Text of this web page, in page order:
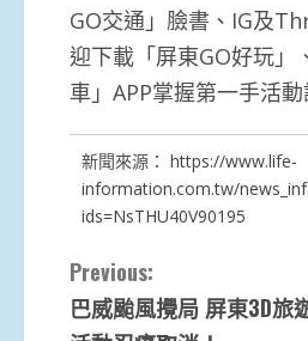
GO交通」臉書、IG及
迎下載「屏東GO好玩」
車」APP掌握第一手活動
新聞來源： https://www.life-
information.com.tw/
ids=NsTHU40V90195
Continue
Reading
Previous:
巴威颱風攪局 屏東3D旅